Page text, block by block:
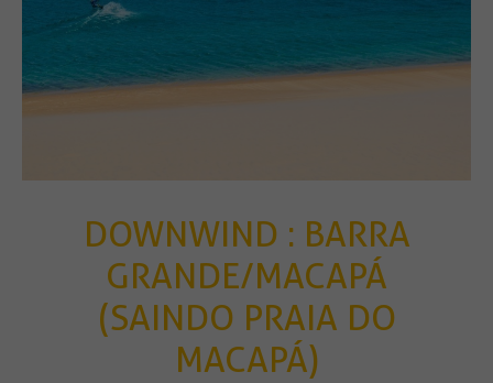
DOWNWIND : BARRA
GRANDE/MACAPÁ
(SAINDO PRAIA DO
MACAPÁ)